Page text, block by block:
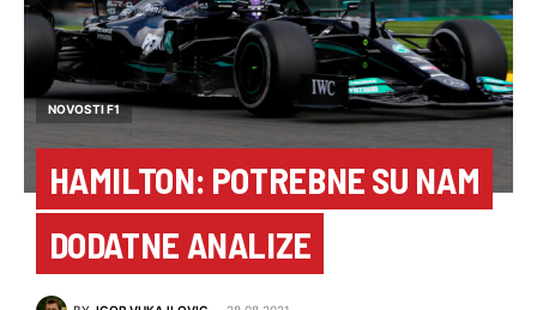
NOVOSTI F1
HAMILTON: POTREBNE SU NAM
DODATNE ANALIZE